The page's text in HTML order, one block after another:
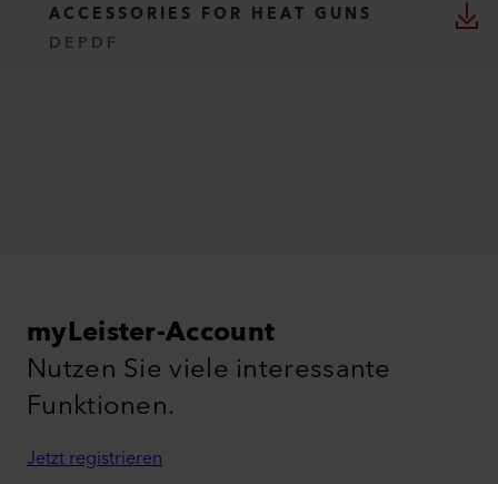
ACCESSORIES FOR HEAT GUNS
DE PDF
myLeister-Account
Nutzen Sie viele interessante
Funktionen.
Jetzt registrieren